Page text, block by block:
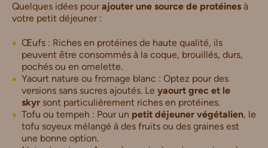
Quelques idées pourajouter une source de protéines à
votre petit déjeuner :
Œufs : Riches en protéines de haute qualité, ils
peuvent être consommés à la coque, brouillés, durs,
pochés ou en omelette.
Yaourt nature ou fromage blanc : Optez pour des
versions sans sucres ajoutés. Le yaourt grec et le
skyr sont particulièrement riches en protéines.
Tofu ou tempeh : Pour un petit déjeuner végétalien, le
tofu soyeux mélangé à des fruits ou des graines est
une bonne option.